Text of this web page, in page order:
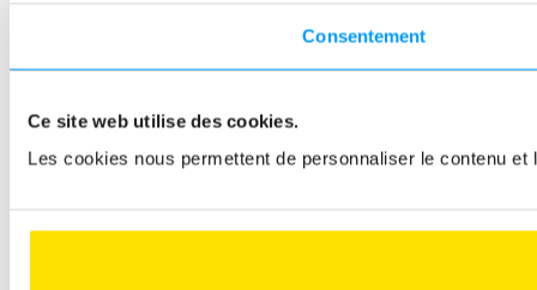
Consentement
Ce site web utilise des cookies.
Les cookies nous permettent de personnaliser le contenu